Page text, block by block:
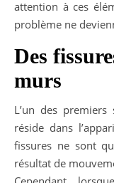
attention à ces
problème ne
Des
murs
L’un des premiers
réside dans
fissures ne sont
résultat de